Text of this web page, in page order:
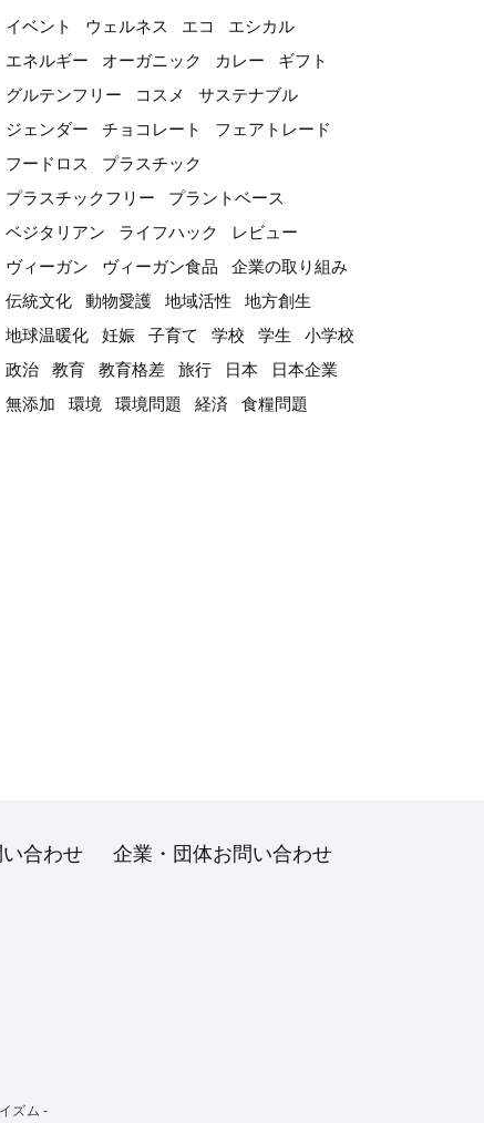
イベント ウェルネス エコ
エシカル
エネルギー
オーガニック カレー
ギフト
グルテンフリー
コスメ
サステナブル
ジェンダー
チョコレート
フェアトレード
フードロス
プラスチック
プラスチックフリー
プラントベース
ベジタリアン
ライフハック
レビュー
ヴィーガン
ヴィーガン食品
企業の取り組み
伝統文化
動物愛護 地域活性
地方創生
地球温暖化
妊娠 子育て 学校 学生
小学校
政治
教育 教育格差 旅行 日本
日本企業
無添加
環境 環境問題 経済 食糧問題
合わせ 企業・団体お問い合わせ
ズム -